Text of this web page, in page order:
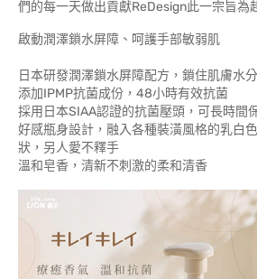
們的每一天做出貢獻ReDesign此一宗旨為
啟動潤澤鎖水屏障、呵護手部敏弱肌
日本研發潤澤鎖水屏障配方，鎖住肌膚水
添加IPMP抗菌成份，48小時有效抗菌
採用日本SIAA認證的抗菌壓頭，可長時間
好感瓶身設計，融入各種裝潢風格的乳白
狀，另人愛不釋手
溫和皂香，清新不刺激的柔和清香